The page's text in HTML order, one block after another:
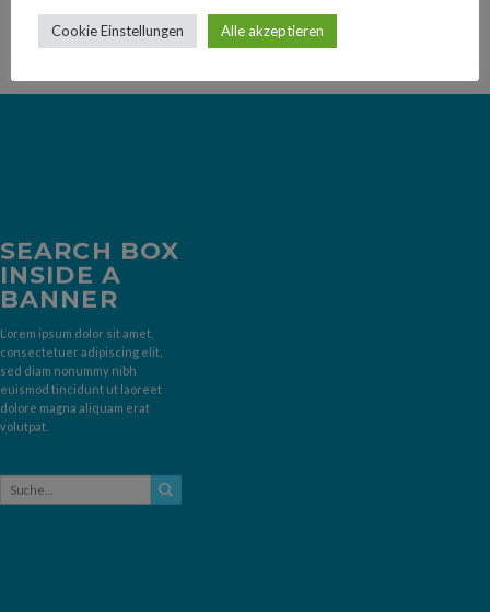
SEARCH BOX
INSIDE A
BANNER
Lorem ipsum dolor sit amet,
consectetuer adipiscing elit,
sed diam nonummy nibh
euismod tincidunt ut laoreet
dolore magna aliquam erat
volutpat.
Cookie Einstellungen Alle akzeptieren